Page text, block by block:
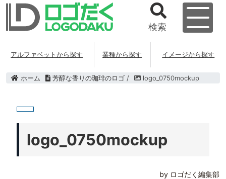
検索
アルファベットから探す 業種から探す イメージから探す
ホーム 芳醇な香りの珈琲のロゴ / logo_0750mockup
logo_0750mockup
by ロゴだく編集部